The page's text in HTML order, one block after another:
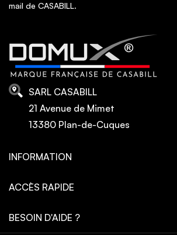
mail de CASABILL.
SARL CASABILL
21 Avenue de Mimet
13380 Plan-de-Cuques
INFORMATION
ACCÈS RAPIDE
BESOIN D'AIDE ?